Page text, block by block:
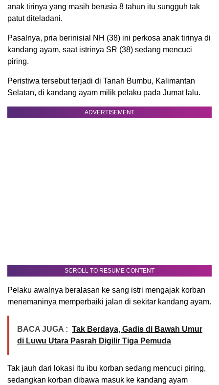
anak tirinya yang masih berusia 8 tahun itu sungguh tak
patut diteladani.
Pasalnya, pria berinisial NH (38) ini perkosa anak tirinya di
kandang ayam, saat istrinya SR (38) sedang mencuci
piring.
Peristiwa tersebut terjadi di Tanah Bumbu, Kalimantan
Selatan, di kandang ayam milik pelaku pada Jumat lalu.
ADVERTISEMENT
SCROLL TO RESUME CONTENT
Pelaku awalnya beralasan ke sang istri mengajak korban
menemaninya memperbaiki jalan di sekitar kandang ayam.
BACA JUGA : Tak Berdaya, Gadis di Bawah Umur
di Luwu Utara Pasrah Digilir Tiga Pemuda
Tak jauh dari lokasi itu ibu korban sedang mencuci piring,
sedangkan korban dibawa masuk ke kandang ayam